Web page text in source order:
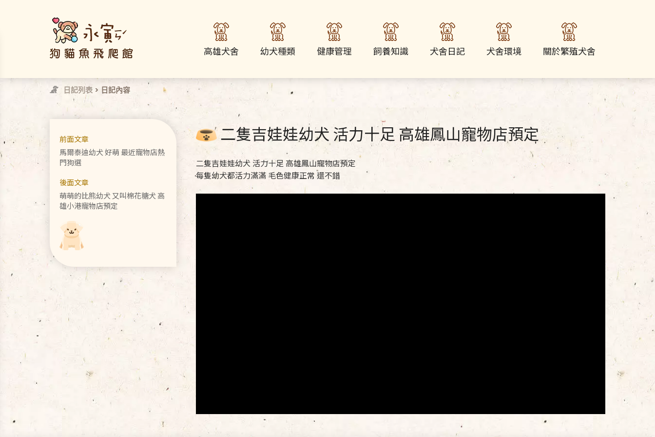
高雄犬舍 幼犬種類 健康管理 飼養知識 犬舍日記 犬舍環境 關於繁殖犬舍
日記列表 > 日記內容
前面文章
馬爾泰迪幼犬 好萌 最近寵物店熱
門狗選
後面文章
萌萌的比熊幼犬 又叫棉花糖犬 高
雄小港寵物店預定
二隻吉娃娃幼犬 活力十足 高雄鳳山寵物店預定
二隻吉娃娃幼犬 活力十足 高雄鳳山寵物店預定
每隻幼犬都活力滿滿 毛色健康正常 還不錯